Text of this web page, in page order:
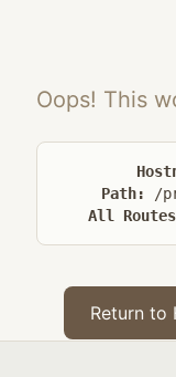
Oops! This
Path:
/
All
Return to